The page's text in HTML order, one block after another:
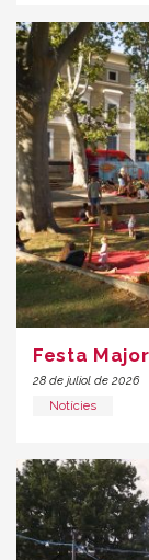
Festa
28 de juliol de 2026
Notícies